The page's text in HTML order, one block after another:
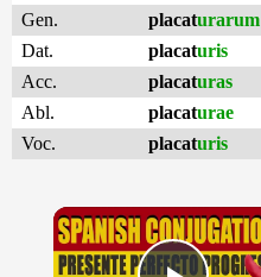
Gen.
placaturarum
Dat.
placaturis
Acc.
placaturas
Abl.
placaturae
Voc.
placaturis